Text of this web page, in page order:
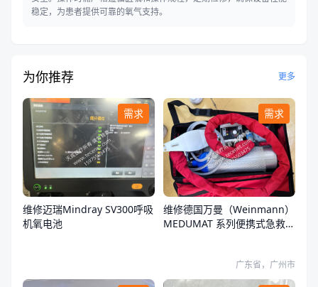
稳定，为患者提供可靠的氧气支持。
为你推荐 更多
需求
维修迈瑞Mindray SV300呼吸
机氧电池
需求
维修德国万曼（Weinmann）
MEDUMAT 系列便携式急救转
广东省，广州市